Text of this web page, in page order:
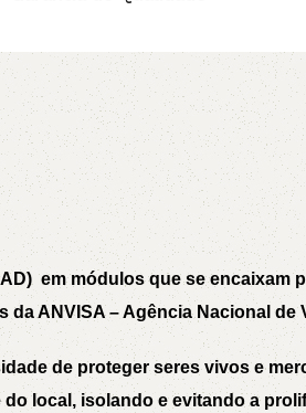
AA
C
PK
SPZ
em módulos que se encaixam
ANVISA – Agência Nacional de
de proteger seres vivos e
local, isolando e evitando a